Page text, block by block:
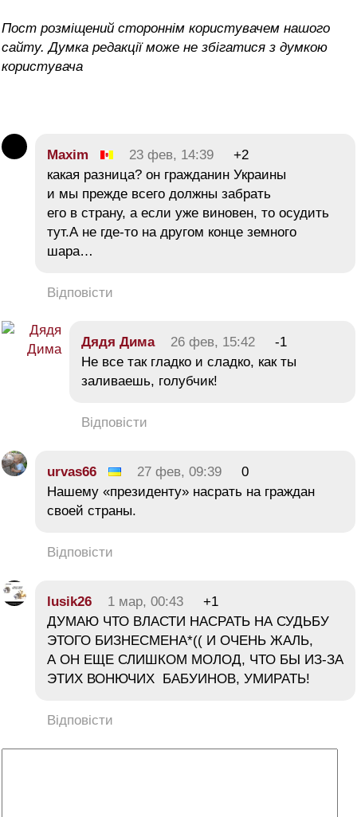
Пост розміщений стороннім користувачем нашого
сайту. Думка редакції може не збігатися з думкою
користувача
Maxim 23 фев, 14:39
+2
какая разница? он гражданин Украины
и мы прежде всего должны забрать
его в страну, а если уже виновен, то осудить
тут.А не где-то на другом конце земного
шара…
Відповісти
Дядя Дима 26 фев, 15:42
-1
Не все так гладко и сладко, как ты
заливаешь, голубчик!
Відповісти
urvas66 27 фев, 09:39
0
Нашему «президенту» насрать на граждан
своей страны.
Відповісти
lusik26 1 мар, 00:43
+1
ДУМАЮ ЧТО ВЛАСТИ НАСРАТЬ НА СУДЬБУ
ЭТОГО БИЗНЕСМЕНА*(( И ОЧЕНЬ ЖАЛЬ,
А ОН ЕЩЕ СЛИШКОМ МОЛОД, ЧТО БЫ ИЗ-ЗА
ЭТИХ ВОНЮЧИХ БАБУИНОВ, УМИРАТЬ!
Відповісти